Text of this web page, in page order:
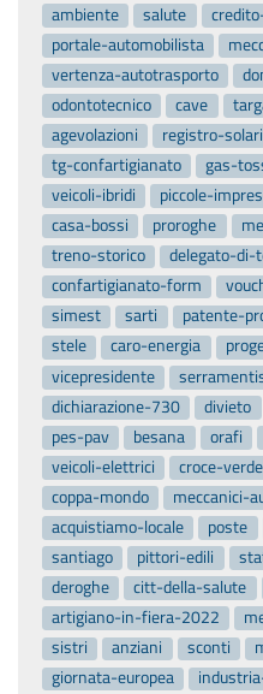
ambiente
salute
portale-automobilista
vertenza-autotrasporto
odontotecnico
cave
agevolazioni
registro-
tg-confartigianato
gas-
veicoli-ibridi
piccole-
casa-bossi
proroghe
treno-storico
delegato-di-
confartigianato-form
simest
sarti patente-
stele
caro-energia
vicepresidente
dichiarazione-730
divieto
pes-pav
besana orafi
veicoli-elettrici
croce-verde
coppa-mondo
meccanici-
acquistiamo-locale
poste
santiago
pittori-edili
deroghe
citt-della-salute
artigiano-in-fiera-2022
sistri
anziani sconti
giornata-europea